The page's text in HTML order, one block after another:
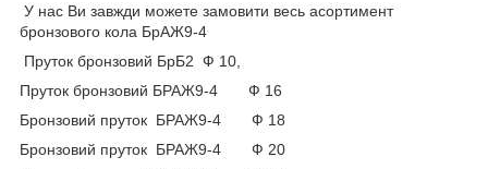
У нас Ви завжди можете замовити весь асортимент
бронзового кола БрАЖ9-4
Пруток бронзовий БрБ2 Ф 10,
Пруток бронзовий БРАЖ9-4 Ф 16
Бронзовий пруток БРАЖ9-4 Ф 18
Бронзовий пруток БРАЖ9-4 Ф 20